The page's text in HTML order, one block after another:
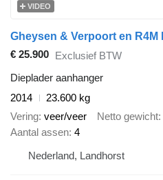
VIDEO
€ 25.900 Exclusief BTW
Dieplader aanhanger
2014
23.600 kg
Vering veer/veer Netto gewicht
Aantal assen 4
Nederland, Landhorst